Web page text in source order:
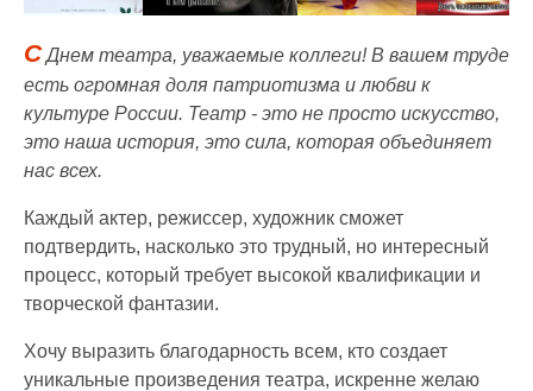
СДнем театра, уважаемые коллеги! В вашем труде
есть огромная доля патриотизма и любви к
культуре России. Театр - это не просто искусство,
это наша история, это сила, которая объединяет
нас всех.
Каждый актер, режиссер, художник сможет
подтвердить, насколько это трудный, но интересный
процесс, который требует высокой квалификации и
творческой фантазии.
Хочу выразить благодарность всем, кто создает
уникальные произведения театра, искренне желаю